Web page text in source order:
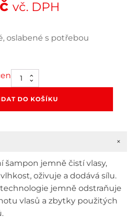
vč. DPH
oslabené s potřebou
Subrina
Micellar
šampon
DO KOŠÍKU
+
šampon jemně čistí vlasy,
oživuje a dodává sílu.
jemně odstraňuje
vlasů a zbytky použitých